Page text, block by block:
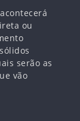
ou
serão as
vão